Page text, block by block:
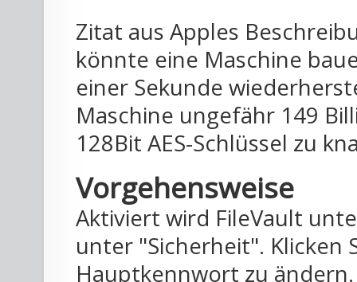
Zitat aus Apples
könnte eine Maschine
einer Sekunde
Maschine ungefähr 149
128Bit AES-Schlüssel zu
Vorgehensweise
Aktiviert wird FileVault
unter "Sicherheit". Klicken
Hauptkennwort zu